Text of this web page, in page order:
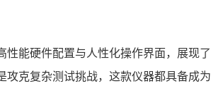
性能硬件配置与人性化操作界面，展现了
攻克复杂测试挑战，这款仪器都具备成为